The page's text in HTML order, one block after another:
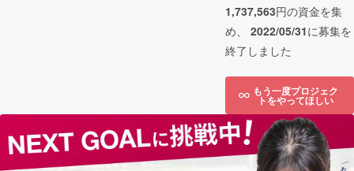
1,737,563円の資金を集
め、 2022/05/31に募集を
終了しました
もう一度プロジェク
トをやってほしい